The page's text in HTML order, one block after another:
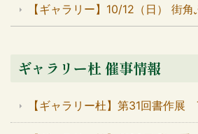
【ギャラリー】10/12（日） 街
ギャラリー杜 催事情報
【ギャラリー杜】第31回書作